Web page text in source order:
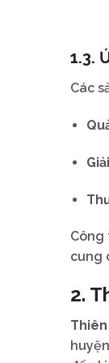
1.3.
Các
Công
cung
2.